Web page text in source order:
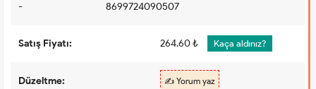
- 8699724090507
Satış Fiyatı: 264.60 ₺ Kaça aldınız?
Düzeltme: ✍️ Yorum yaz